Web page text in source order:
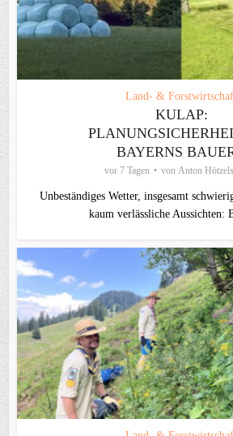
Land- &
KULAP:
BAYERNS
vor 7 Tagen von Anton
Unbeständiges Wetter, insgesamt
kaum verlässliche Aussichten: